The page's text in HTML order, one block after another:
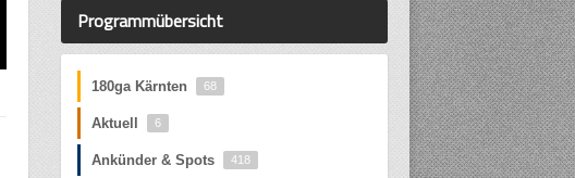
Programmübersicht
180ga Kärnten 68
Aktuell 6
Ankünder & Spots 418